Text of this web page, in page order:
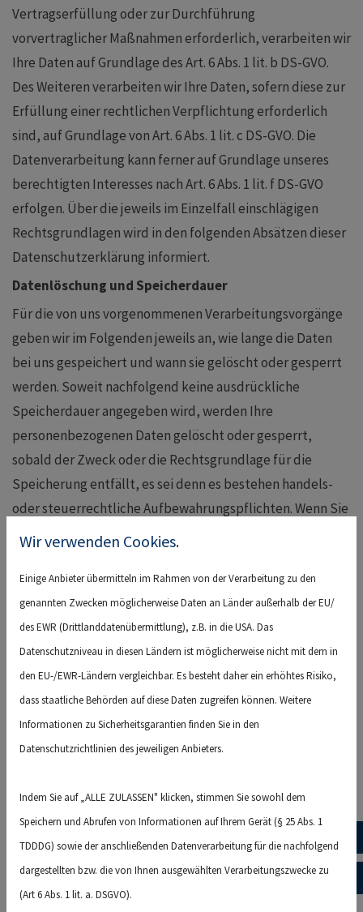
(02
Vertragserfüllung oder zur Durchführung
vorvertraglicher Maßnahmen erforderlich, verarbeiten wir
Ihre Daten auf Grundlage des Art. 6 Abs. 1 lit. b DS-GVO.
Des Weiteren verarbeiten wir Ihre Daten, sofern diese zur
Erfüllung einer rechtlichen Verpflichtung erforderlich
sind, auf Grundlage von Art. 6 Abs. 1 lit. c DS-GVO. Die
Datenverarbeitung kann ferner auf Grundlage unseres
berechtigten Interesses nach Art. 6 Abs. 1 lit. f DS-GVO
erfolgen. Über die jeweils im Einzelfall einschlägigen
Rechtsgrundlagen wird in den folgenden Absätzen dieser
Datenschutzerklärung informiert.
Datenlöschung und Speicherdauer
Für die von uns vorgenommenen Verarbeitungsvorgänge
geben wir im Folgenden jeweils an, wie lange die Daten
bei uns gespeichert und wann sie gelöscht oder gesperrt
werden. Soweit nachfolgend keine ausdrückliche
Speicherdauer angegeben wird, werden Ihre
personenbezogenen Daten gelöscht oder gesperrt,
sobald der Zweck oder die Rechtsgrundlage für die
Speicherung entfällt, es sei denn es bestehen handels-
oder steuerrechtliche Aufbewahrungspflichten. Wenn Sie
ein berechtigtes Löschersuchen geltend machen oder
werden Ihre Daten gelöscht, sofern wir keine anderen
rechtlich zulässigen Gründe für die Speicherung Ihrer
personenbezogenen Daten haben (z. B. steuer- oder
handelsrechtliche Aufbewahrungsfristen); im
letztgenannten Fall erfolgt die Löschung nach Fortfall
dieser Gründe. Das heißt, ab dem Zeitpunkt, an dem
gesetzliche Aufbewahrungspflichten nicht mehr
entgegenstehen, werden die Daten gelöscht, sollten Sie
zugestimmt haben.
Eine Speicherung kann jedoch über die angegebene Zeit
hinaus im Falle einer (drohenden) Rechtsstreitigkeit mit
Ihnen oder eines sonstigen rechtlichen Verfahrens
erfolgen oder wenn die Speicherung durch gesetzliche
Wir verwenden Cookies.
Einige Anbieter übermitteln im Rahmen von der Verarbeitung zu den
genannten Zwecken möglicherweise Daten an Länder außerhalb der EU/
des EWR (Drittlanddatenübermittlung), z.B. in die USA. Das
Datenschutzniveau in diesen Ländern ist möglicherweise nicht mit dem in
den EU-/EWR-Ländern vergleichbar. Es besteht daher ein erhöhtes Risiko,
dass staatliche Behörden auf diese Daten zugreifen können. Weitere
Informationen zu Sicherheitsgarantien finden Sie in den
Datenschutzrichtlinien des jeweiligen Anbieters.
Indem Sie auf „ALLE ZULASSEN" klicken, stimmen Sie sowohl dem
Speichern und Abrufen von Informationen auf Ihrem Gerät (§ 25 Abs. 1
TDDDG) sowie der anschließenden Datenverarbeitung für die nachfolgend
dargestellten bzw. die von Ihnen ausgewählten Verarbeitungszwecke zu
(Art 6 Abs. 1 lit. a. DSGVO).